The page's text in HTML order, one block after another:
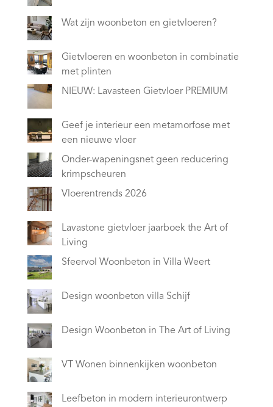
Wat zijn woonbeton en gietvloeren?
Gietvloeren en woonbeton in combinatie
met plinten
NIEUW: Lavasteen Gietvloer PREMIUM
Geef je interieur een metamorfose met
een nieuwe vloer
Onder-wapeningsnet geen reducering
krimpscheuren
Vloerentrends 2026
Lavastone gietvloer jaarboek the Art of
Living
Sfeervol Woonbeton in Villa Weert
Design woonbeton villa Schijf
Design Woonbeton in The Art of Living
VT Wonen binnenkijken woonbeton
Leefbeton in modern interieurontwerp